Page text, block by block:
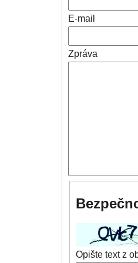
E-mail
Zpráva
Opište text z